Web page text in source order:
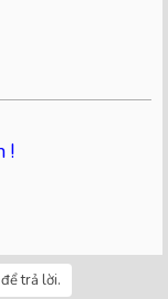
!
trả lời.